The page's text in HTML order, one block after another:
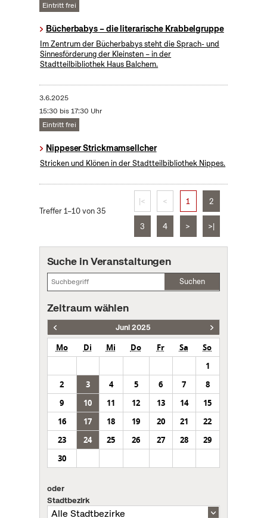
Eintritt frei
Bücherbabys – die literarische Krabbelgruppe
Im Zentrum der Bücherbabys steht die Sprach- und
Sinnesförderung der Kleinsten – in der
Stadtteilbibliothek Haus Balchem.
3.6.2025
15:30 bis 17:30 Uhr
Eintritt frei
Nippeser Strickmamsellcher
Stricken und Klönen in der Stadtteilbibliothek Nippes.
Treffer 1–10 von 35
|< < 1 2
3 4 > >|
Suche in Veranstaltungen
Suchen
Zeitraum wählen
Juni 2025
Mo Di Mi Do Fr Sa
So
1
2
3 4 5 6 7
8
9
10 11 12 13 14
15
16
17 18 19 20 21
22
23
24 25 26 27 28
29
30
oder
Stadtbezirk